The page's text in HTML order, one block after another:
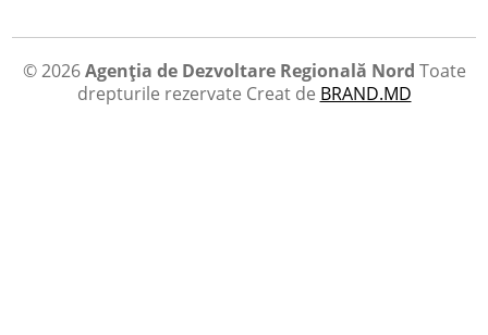
© 2026Agenția de Dezvoltare Regională Nord Toate
drepturile rezervate Creat de BRAND.MD